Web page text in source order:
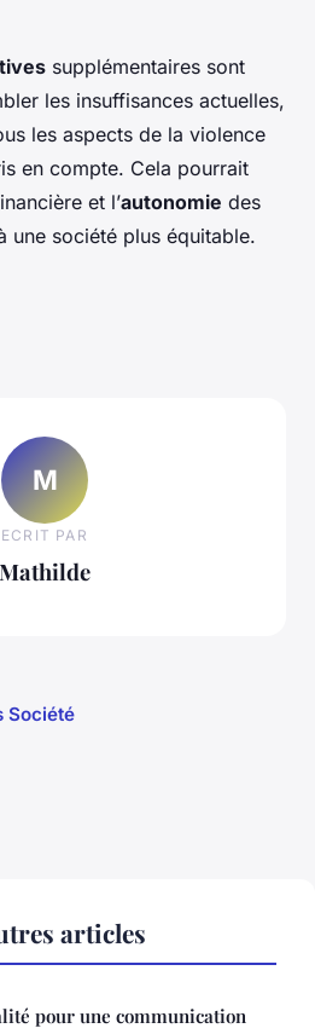
supplémentaires sont
les insuffisances actuelles,
les aspects de la violence
en compte. Cela pourrait
et l’autonomie des
une société plus équitable.
M
ECRIT PAR
Mathilde
Société
articles
pour une communication